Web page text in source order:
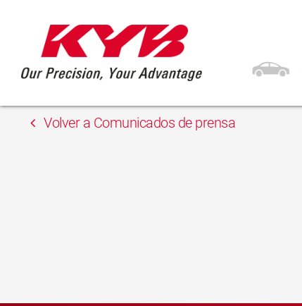
ELIT Humenné
Volver a Comunicados de prensa